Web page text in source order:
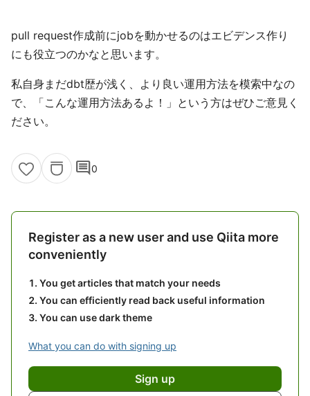
pull request作成前にjobを動かせるのはエビデンス作り
にも役立つのかなと思います。
私自身まだdbt歴が浅く、より良い運用方法を模索中なの
で、「こんな運用方法あるよ！」という方はぜひご意見く
ださい。
comment0
Register as a new user and use Qiita more
conveniently
You get articles that match your needs
You can efficiently read back useful information
You can use dark theme
What you can do with signing up
Sign up